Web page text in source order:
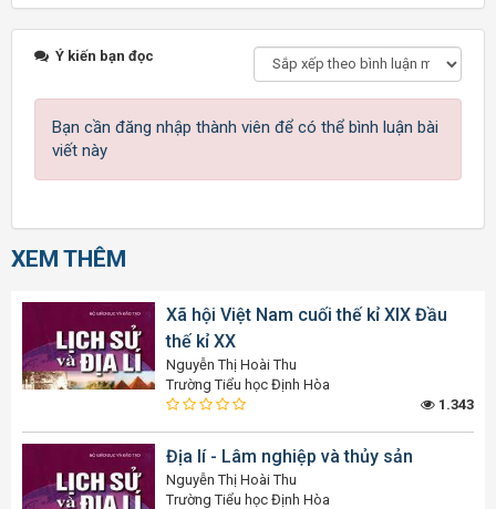
Ý kiến bạn đọc
Bạn cần đăng nhập thành viên để có thể bình luận bài
viết này
XEM THÊM
Xã hội Việt Nam cuối thế kỉ XIX Đầu
thế kỉ XX
Nguyễn Thị Hoài Thu
Trường Tiểu học Định Hòa
1.343
Địa lí - Lâm nghiệp và thủy sản
Nguyễn Thị Hoài Thu
Trường Tiểu học Định Hòa